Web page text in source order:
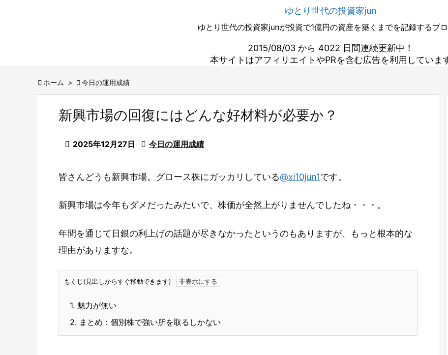
ゆとり世代の投資家jun
ゆとり世代の投資家junが投資で1億円の資産を築くまでを記録するブロ
2015/08/03 から 4022 日間連続更新中！
本サイトはアフィリエイトやPRを含む広告を利用していま
 ホーム >  今日の運用成績
新興市場の回復にはどんな好材料が必要か？
 2025年12月27日  今日の運用成績
皆さんどうも新興市場。グロース株にガッカリしている@xi10jun1です。
新興市場は今年もダメだったみたいで、株価が全然上がりませんでしたね・・・。
年間を通じて日銀の利上げの話題が尽きなかったというのもありますが、もっと根本的な
理由がありますな。
もくじ(見出しからすぐ移動できます)
1. 魅力が無い
2. まとめ：個別株で強い所を取るしかない